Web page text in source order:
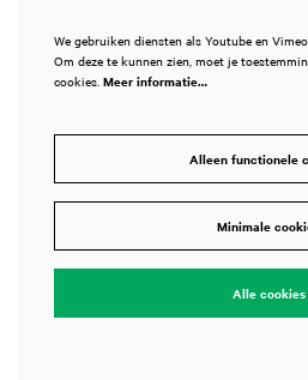
We gebruiken diensten als Youtube en
Om deze te kunnen zien, moet je
cookies. Meer informatie…
Alleen functionele
Minimale
Alle cookies